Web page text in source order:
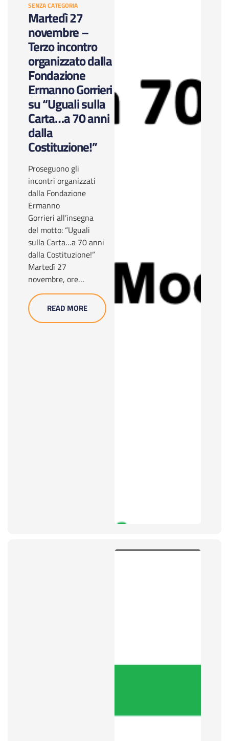
SENZA CATEGORIA
Martedì 27
novembre –
Terzo incontro
organizzato dalla
Fondazione
Ermanno Gorrieri
su “Uguali sulla
Carta…a 70 anni
dalla
Costituzione!”
Proseguono gli
incontri organizzati
dalla Fondazione
Ermanno
Gorrieri all’insegna
del motto: “Uguali
sulla Carta…a 70 anni
dalla Costituzione!”
Martedì 27
novembre, ore…
READ MORE